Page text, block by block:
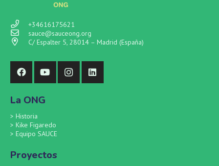
+34616175621
sauce@sauceong.org
C/ Espalter 5, 28014 – Madrid (España)
La ONG
> Historia
> Kike Figaredo
> Equipo SAUCE
Proyectos